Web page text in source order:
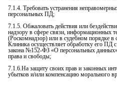
7.1.4. Требовать устранения
персональных ПД;
7.1.5. Обжаловать действия или
надзору в сфере связи, информационных
(Роскомнадзор) или в судебном порядке в
Клиника осуществляет обработку его ПД
закона №152-ФЗ «О персональных
права и свободы;
7.1.6.На защиту своих прав и законных
убытков и/или компенсацию морального